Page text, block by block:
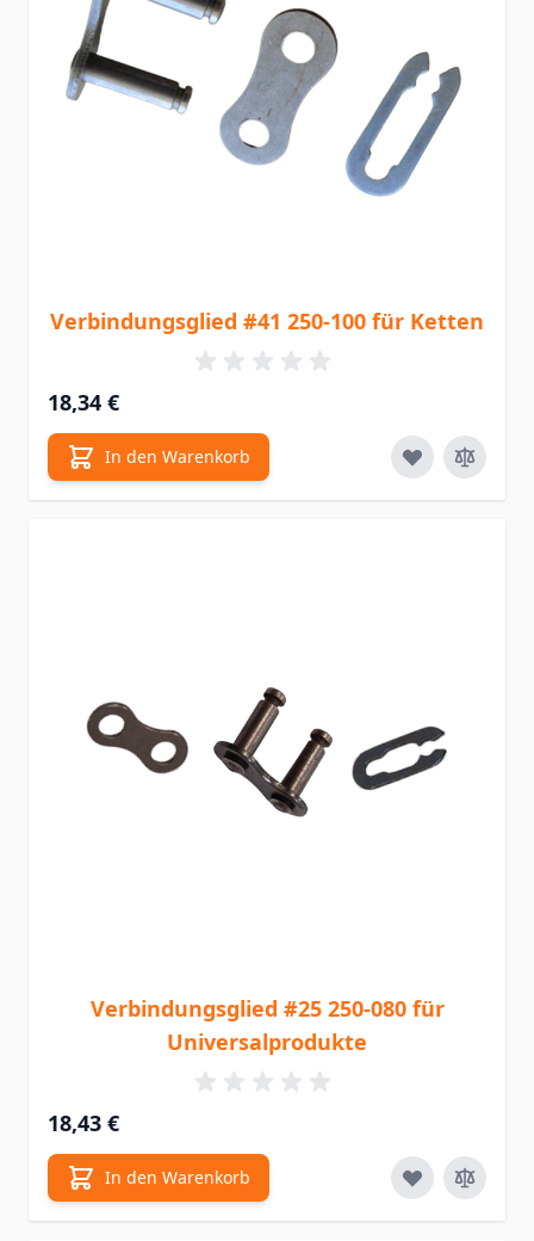
Verbindungsglied #41 250-100 für Ketten
18,34 €
In den Warenkorb
Verbindungsglied #25 250-080 für
Universalprodukte
18,43 €
In den Warenkorb